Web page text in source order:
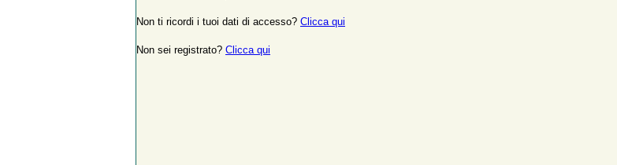
Non ti ricordi i tuoi dati di accesso? Clicca qui
Non sei registrato? Clicca qui